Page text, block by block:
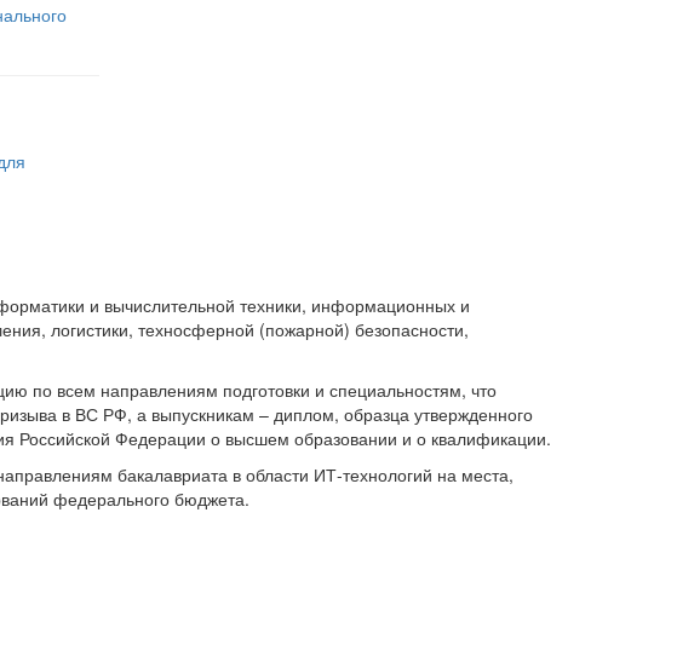
и вычислительной техники, информационных и
логистики, техносферной (пожарной) безопасности,
по всем направлениям подготовки и специальностям, что
в ВС РФ, а выпускникам – диплом, образца утвержденного
Российской Федерации о высшем образовании и о квалификации.
бакалавриата в области ИТ-технологий на места,
федерального бюджета.